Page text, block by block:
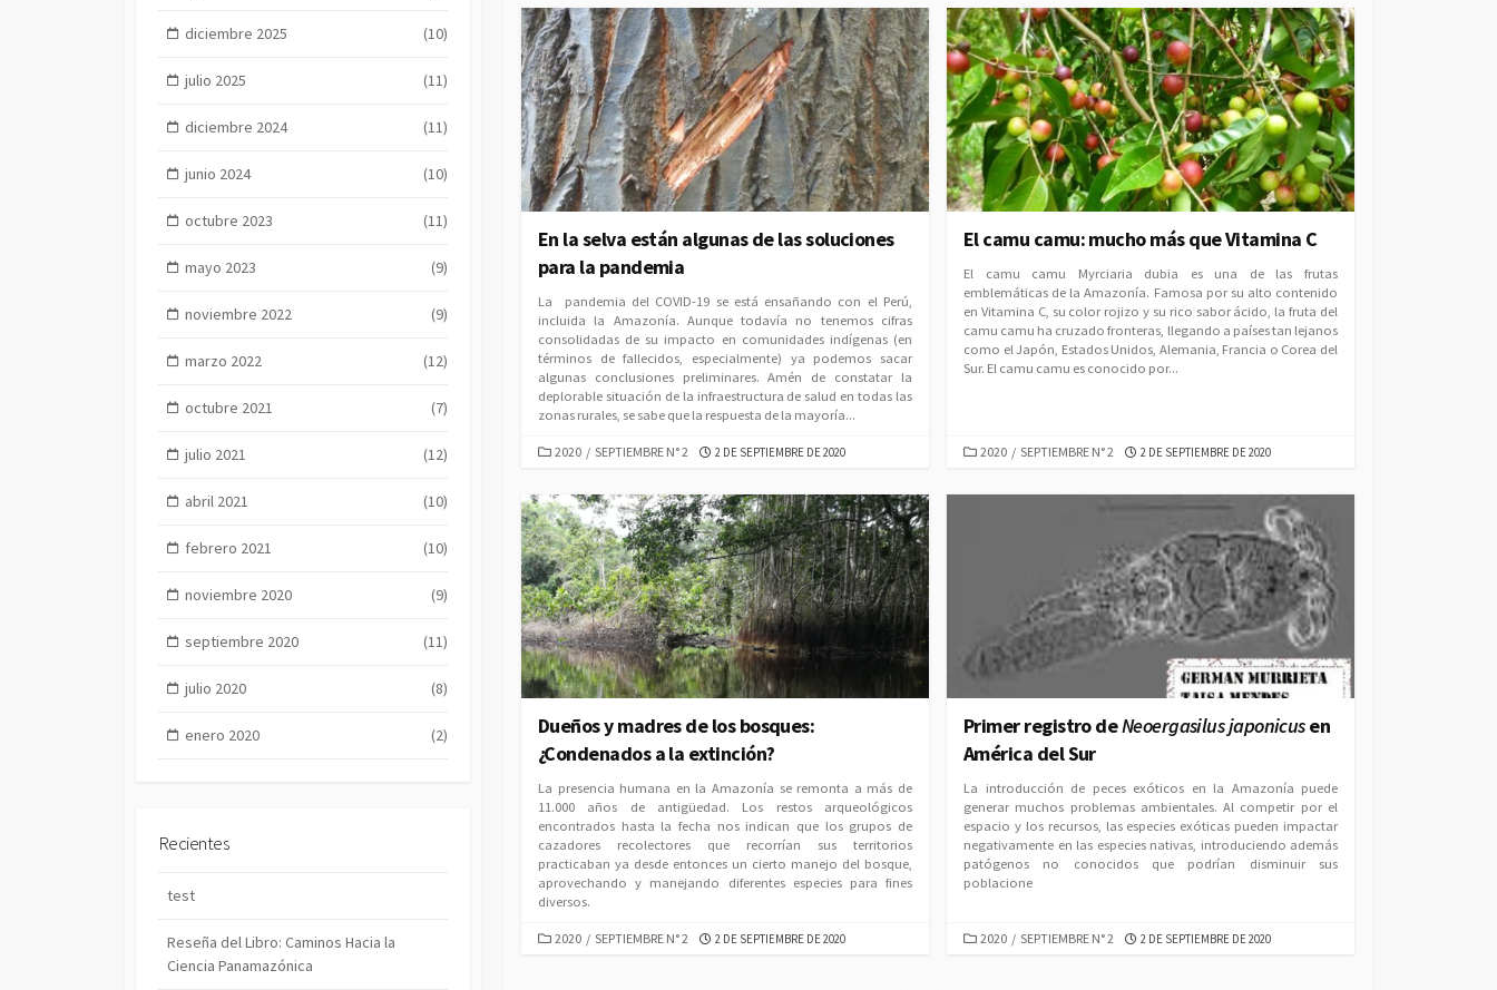
En la selva están algunas de las soluciones
para la pandemia
La pandemia del COVID-19 se está ensañando con el Perú,
incluida la Amazonía. Aunque todavía no tenemos cifras
consolidadas de su impacto en comunidades indígenas (en
términos de fallecidos, especialmente) ya podemos sacar
algunas conclusiones preliminares. Amén de constatar la
deplorable situación de la infraestructura de salud en todas las
zonas rurales, se sabe que la respuesta de la mayoría...
CATEGORIES
2020 / SEPTIEMBRE N° 2 PUBLISHED
DATE
2 DE SEPTIEMBRE DE 2020
El camu camu: mucho más que Vitamina C
El camu camu Myrciaria dubia es una de las frutas
emblemáticas de la Amazonía. Famosa por su alto contenido
en Vitamina C, su color rojizo y su rico sabor ácido, la fruta del
camu camu ha cruzado fronteras, llegando a países tan lejanos
como el Japón, Estados Unidos, Alemania, Francia o Corea del
Sur. El camu camu es conocido por...
CATEGORIES
2020 / SEPTIEMBRE N° 2 PUBLISHED
DATE
2 DE SEPTIEMBRE DE 2020
Dueños y madres de los bosques:
¿Condenados a la extinción?
La presencia humana en la Amazonía se remonta a más de
11.000 años de antigüedad. Los restos arqueológicos
encontrados hasta la fecha nos indican que los grupos de
cazadores recolectores que recorrían sus territorios
practicaban ya desde entonces un cierto manejo del bosque,
aprovechando y manejando diferentes especies para fines
diversos.
CATEGORIES
2020 / SEPTIEMBRE N° 2 PUBLISHED
DATE
2 DE SEPTIEMBRE DE 2020
Primer registro deNeoergasilus japonicusen
América del Sur
La introducción de peces exóticos en la Amazonía puede
generar muchos problemas ambientales. Al competir por el
espacio y los recursos, las especies exóticas pueden impactar
negativamente en las especies nativas, introduciendo además
patógenos no conocidos que podrían disminuir sus
poblacione
CATEGORIES
2020 / SEPTIEMBRE N° 2 PUBLISHED
DATE
2 DE SEPTIEMBRE DE 2020
diciembre 2025 (10)
julio 2025 (11)
diciembre 2024 (11)
junio 2024 (10)
octubre 2023 (11)
mayo 2023 (9)
noviembre 2022 (9)
marzo 2022 (12)
octubre 2021 (7)
julio 2021 (12)
abril 2021 (10)
febrero 2021 (10)
noviembre 2020 (9)
septiembre 2020 (11)
julio 2020 (8)
enero 2020 (2)
Recientes
test
Reseña del Libro: Caminos Hacia la
Ciencia Panamazónica